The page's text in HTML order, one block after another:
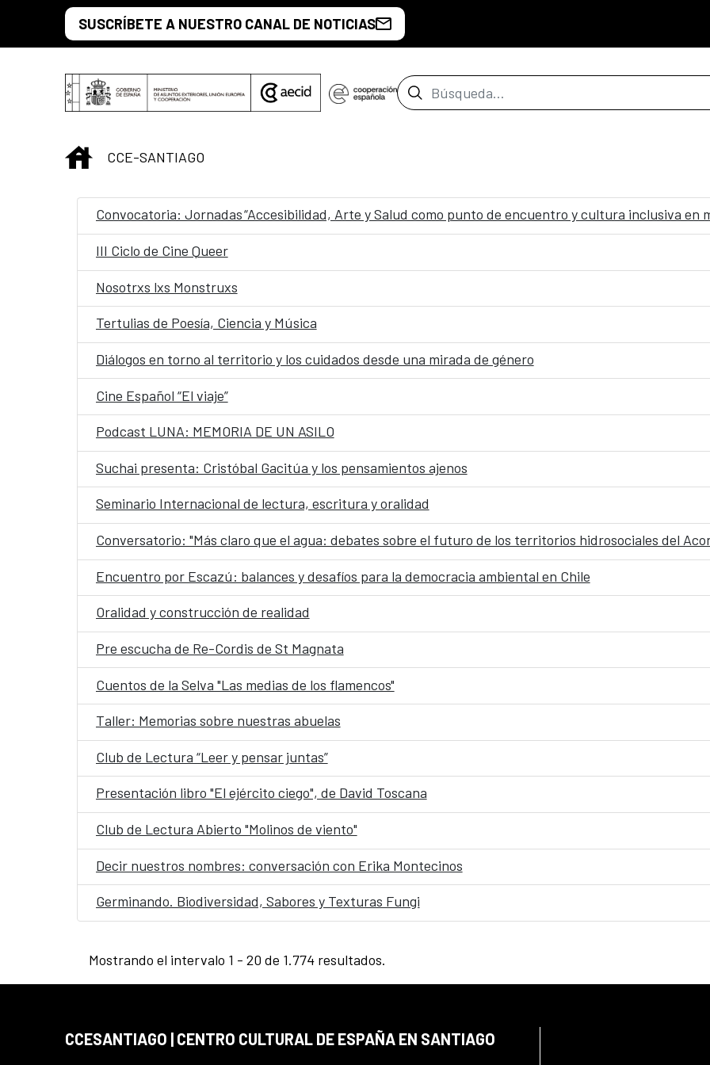
Saltar al contenido principal
SUSCRÍBETE A NUESTRO CANAL DE NOTICIAS
Barra de búsqueda
INICIO
CCE-SANTIAGO
III Ciclo de Cine Queer
Nosotrxs lxs Monstruxs
Tertulias de Poesía, Ciencia y Música
Diálogos en torno al territorio y los cuidados desde una mirada de género
Cine Español “El viaje”
Podcast LUNA: MEMORIA DE UN ASILO
Suchai presenta: Cristóbal Gacitúa y los pensamientos ajenos
Seminario Internacional de lectura, escritura y oralidad
Conversatorio: "Más claro que el agua: debates sobre el futuro de los territorios hidrosociales del
Encuentro por Escazú: balances y desafíos para la democracia ambiental en Chile
Oralidad y construcción de realidad
Pre escucha de Re-Cordis de St Magnata
Cuentos de la Selva "Las medias de los flamencos"
Taller: Memorias sobre nuestras abuelas
Club de Lectura “Leer y pensar juntas”
Presentación libro "El ejército ciego", de David Toscana
Club de Lectura Abierto "Molinos de viento"
Decir nuestros nombres: conversación con Erika Montecinos
Germinando. Biodiversidad, Sabores y Texturas Fungi
Mostrando el intervalo 1 - 20 de 1.774 resultados.
CCESANTIAGO | CENTRO CULTURAL DE ESPAÑA EN SANTIAGO